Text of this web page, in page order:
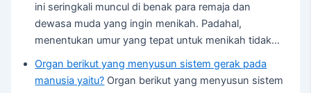
ini seringkali muncul di benak para remaja dan
dewasa muda yang ingin menikah. Padahal,
menentukan umur yang tepat untuk menikah tidak…
Organ berikut yang menyusun sistem gerak pada
manusia yaitu? Organ berikut yang menyusun sistem